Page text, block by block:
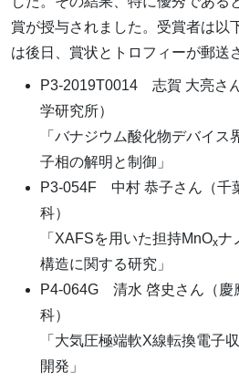
賞が授与されました。受賞者は以
は後日、賞状とトロフィーが郵送
P3-2019T0014 志賀 大亮さ
学研究所）
「バナジウム酸化物デバイ
子相の解明と制御」
P3-054F 中村 恭子さん（千
科）
「XAFSを用いた担持MnOxナ
構造に関する研究」
P4-064G 清水 啓史さん（慶
科）
「大気圧極端軟X線転換電子
開発」